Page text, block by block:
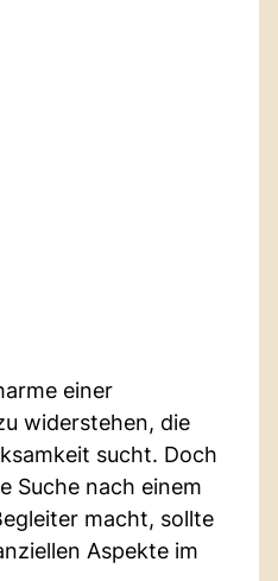
einer
widerstehen, die
sucht. Doch
Suche nach einem
macht, sollte
Aspekte im